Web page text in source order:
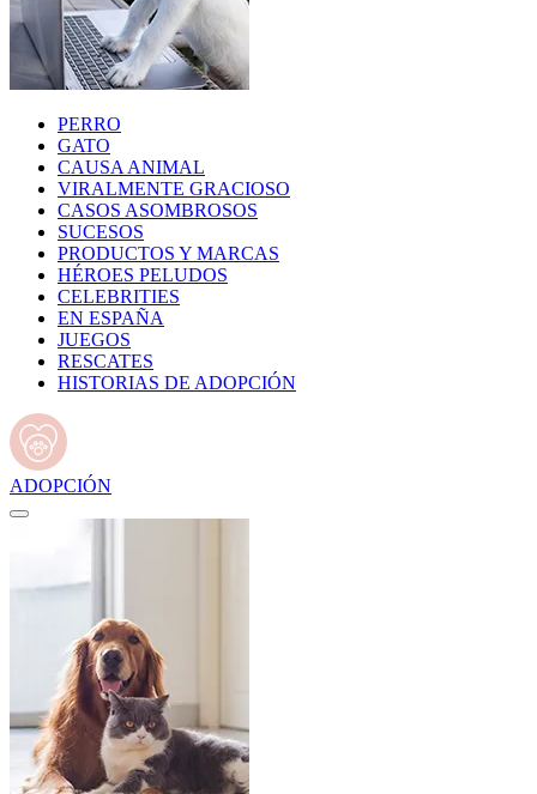
PERRO
GATO
CAUSA ANIMAL
VIRALMENTE GRACIOSO
CASOS ASOMBROSOS
SUCESOS
PRODUCTOS Y MARCAS
HÉROES PELUDOS
CELEBRITIES
EN ESPAÑA
JUEGOS
RESCATES
HISTORIAS DE ADOPCIÓN
ADOPCIÓN